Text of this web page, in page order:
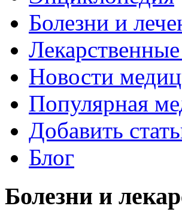
Болезни и
Новости
Популярная
Добавить
Блог
Болезни и